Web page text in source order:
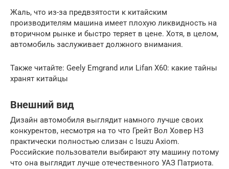
Жаль, что из-за предвзятости к китайским
производителям машина имеет плохую ликвидность на
вторичном рынке и быстро теряет в цене. Хотя, в целом,
автомобиль заслуживает должного внимания.
Также читайте: Geely Emgrand или Lifan X60: какие тайны
хранят китайцы
Внешний вид
Дизайн автомобиля выглядит намного лучше своих
конкурентов, несмотря на то что Грейт Вол Ховер Н3
практически полностью слизан с Isuzu Axiom.
Российские пользователи выбирают эту машину потому
что она выглядит лучше отечественного УАЗ Патриота.